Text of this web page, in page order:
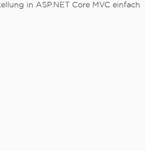
in ASP.NET Core MVC einfach